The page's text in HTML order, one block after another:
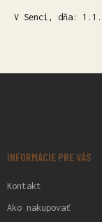
V Senci, dňa:
INFORMÁCIE PRE VÁS
Kontakt
Ako nakupovať